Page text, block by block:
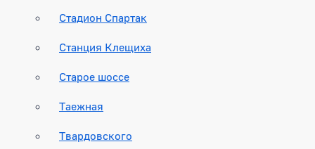
Стадион Спартак
Станция Клещиха
Старое шоссе
Таежная
Твардовского